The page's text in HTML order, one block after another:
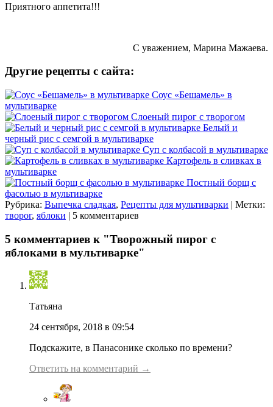
Приятного аппетита!!!
С уважением, Марина Мажаева.
Другие рецепты с сайта:
Соус «Бешамель» в
мультиварке
Слоеный пирог с творогом
Белый и
черный рис с семгой в мультиварке
Суп с колбасой в мультиварке
Картофель в сливках в
мультиварке
Постный борщ с
фасолью в мультиварке
Рубрика: Выпечка сладкая, Рецепты для мультиварки | Метки:
творог, яблоки | 5 комментариев
5 комментариев к "Творожный пирог с
яблоками в мультиварке"
Татьяна
24 сентября, 2018 в 09:54
Подскажите, в Панасонике сколько по времени?
Ответить на комментарий →